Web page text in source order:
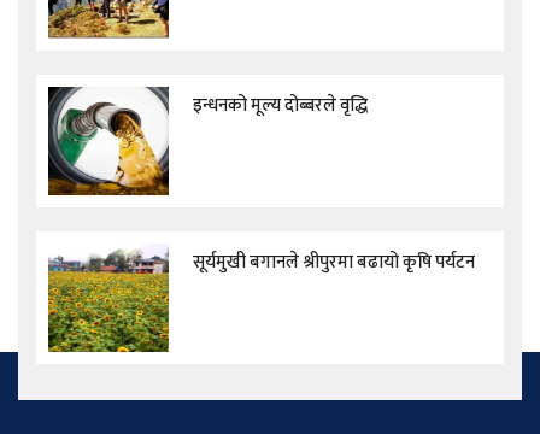
इन्धनको मूल्य दोब्बरले वृद्धि
सूर्यमुखी बगानले श्रीपुरमा बढायो कृषि पर्यटन